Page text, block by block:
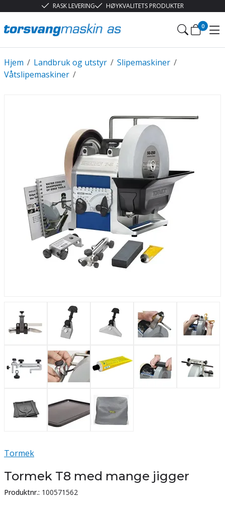
RASK LEVERING HØYKVALITETS PRODUKTER
0
/
Hjem /
Landbruk og utstyr /
Slipemaskiner
/
Våtslipemaskiner
Tormek
Tormek T8 med mange jigger
Produktnr.: 100571562